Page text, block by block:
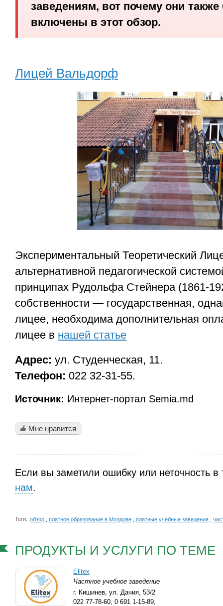
заведениям, вот почему они
включены в этот обзор.
Лицей Вальдорф
Экспериментальный Теоретический
альтернативной педагогической
принципах Рудольфа Стейнера (1861-
собственности — государственная,
лицее, необходима дополнительная
лицее в нашей статье
Адрес: ул. Студенческая, 11.
Телефон: 022 32-31-55.
Источник: Интернет-портал Semia.md
Мне нравится
Если вы заметили ошибку или неточность в
нам.
Теги: обзор платное образование в Молдове платные учебные заведения
ПРОДУКТЫ И УСЛУГИ ПО ТЕМЕ
Elitex
Частное учебное заведение
г. Кишинев, ул. Дачия, 53/2
022 77-78-60 ,0 691 1-15-89